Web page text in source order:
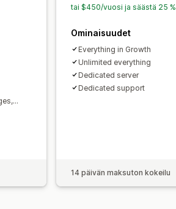
tai $450/vuosi ja säästä 25 %
Ominaisuudet
Everything in Growth
Unlimited everything
Dedicated server
Dedicated support
14 päivän maksuton kokeilu